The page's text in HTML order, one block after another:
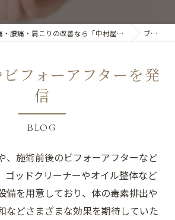
飯田市の整体で頭痛・腰痛・肩こりの改善なら「中村屋和依治」 ブログ
フォーアフターを発
信
BLOG
、施術前後のビフォーアフターなど
ゴッドクリーナーやオイル整体など
備を用意しており、体の毒素排出や
などさまざまな効果を期待していた